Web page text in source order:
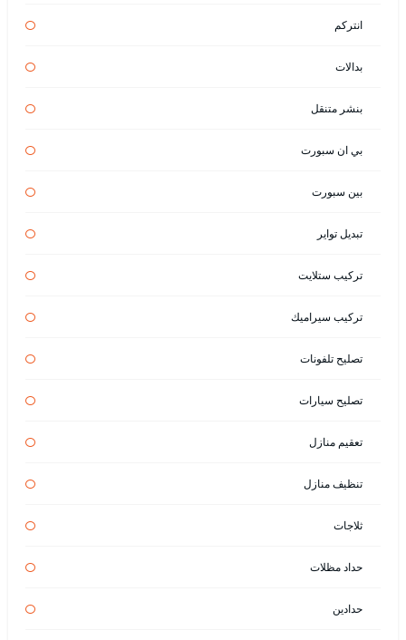
انتركم
بدالات
بنشر متنقل
بي ان سبورت
بين سبورت
تبديل تواير
تركيب ستلايت
تركيب سيراميك
تصليح تلفونات
تصليح سيارات
تعقيم منازل
تنظيف منازل
ثلاجات
حداد مظلات
حدادين